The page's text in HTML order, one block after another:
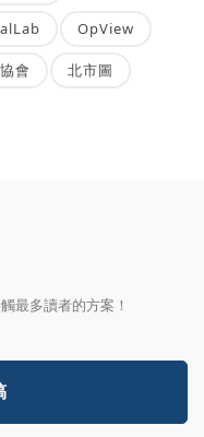
OpView
會 北市圖
最多讀者的方案！